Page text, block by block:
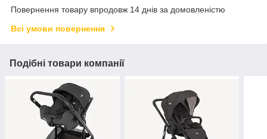
Повернення товару впродовж 14 днів за домовленістю
Всі умови повернення
Подібні товари компанії